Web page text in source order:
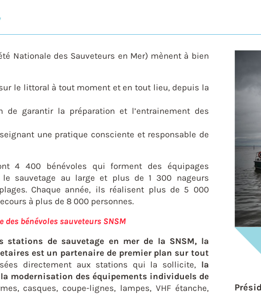
Nationale des Sauveteurs en Mer) mènent à bien
le littoral à tout moment et en tout lieu, depuis la
de garantir la préparation et l’entrainement des
une pratique consciente et responsable de
4 400 bénévoles qui forment des équipages
le sauvetage au large et plus de 1 300 nageurs
Chaque année, ils réalisent plus de 5 000
à plus de 8 000 personnes.
bénévoles sauveteurs SNSM
stations de sauvetage en mer de la SNSM, la
est un partenaire de premier plan sur tout
directement aux stations qui la sollicite, la
modernisation des équipements individuels de
casques, coupe-lignes, lampes, VHF étanche,